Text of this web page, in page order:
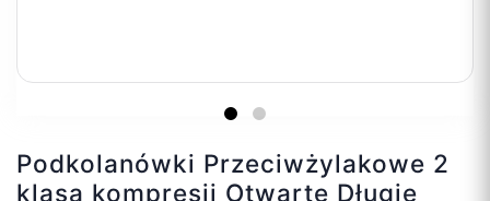
Podkolanówki Przeciwżylakowe 2
klasa kompresji Otwarte Długie